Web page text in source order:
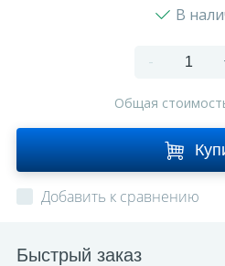
В
-
Общая
Добавить к сравнению
Быстрый заказ